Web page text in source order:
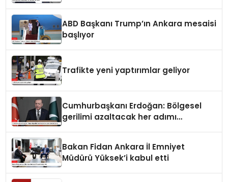
ABD Başkanı Trump’ın Ankara mesaisi
başlıyor
Trafikte yeni yaptırımlar geliyor
Cumhurbaşkanı Erdoğan: Bölgesel
gerilimi azaltacak her adımı
Bakan Fidan Ankara İl Emniyet
Müdürü Yüksek’i kabul etti